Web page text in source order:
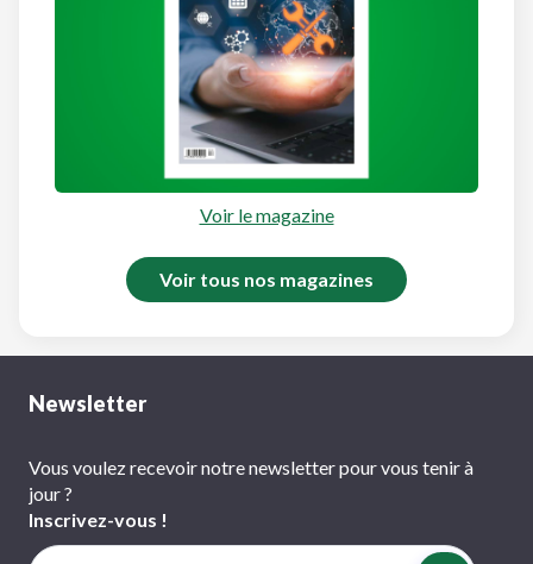
Voir le magazine
Voir tous nos magazines
Newsletter
Vous voulez recevoir notre newsletter pour vous tenir à
jour ?
Inscrivez-vous !